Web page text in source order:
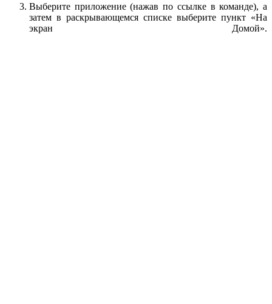
Выберите приложение (нажав по ссылке в команде), а
затем в раскрывающемся списке выберите пункт «На
экран Домой».